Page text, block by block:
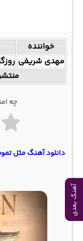
آهنگ بعدی
خواننده
مهدی شریفی
چه
دانلود آهنگ مثل